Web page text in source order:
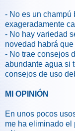
- No es un champú
exageradamente
- No hay variedad
novedad habrá
- No trae consejos
abundante agua si
consejos de uso
MI OPINIÓN
En unos pocos
me ha eliminado el